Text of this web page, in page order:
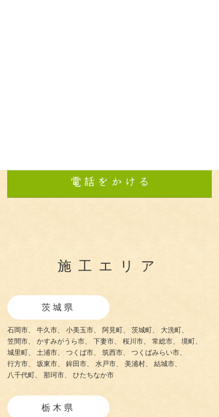
施工エリア
茨城県
石岡市、 牛久市、 小美玉市、 阿見町、 茨城町、
大洗町、
笠間市、
かすみがうら市、 下妻市、 桜川市、 常総市、
境町、
城里町、
土浦市、 つくば市、 筑西市、
つくばみらい市、
行方市、
坂東市、 鉾田市、 水戸市、 美浦村、
結城市、
八千代町、
那珂市、 ひたちなか市
栃木県